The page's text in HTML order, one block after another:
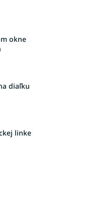
okne
diaľku
linke